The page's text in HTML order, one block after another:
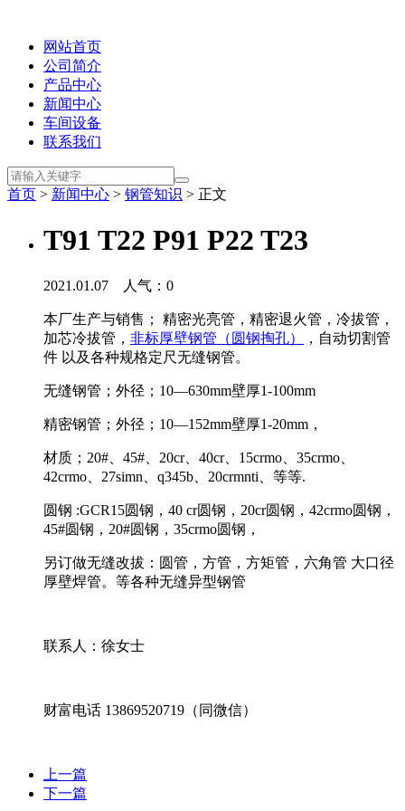
网站首页
公司简介
产品中心
新闻中心
车间设备
联系我们
首页 > 新闻中心 > 钢管知识 > 正文
T91 T22 P91 P22 T23
2021.01.07 人气： 0
本厂生产与销售； 精密光亮管，精密退火管，冷拔管，
加芯冷拔管， 非标厚壁钢管（圆钢掏孔）
，自动切割管
件 以及各种规格定尺无缝钢管。
无缝钢管；外径；10—630mm壁厚1-100mm
精密钢管；外径；10—152mm壁厚1-20mm，
材质；20#、45#、20cr、40cr、15crmo、35crmo、
42crmo、27simn、q345b、20crmnti、等等.
圆钢 :GCR15圆钢，40 cr圆钢，20cr圆钢，42crmo圆钢，
45#圆钢，20#圆钢，35crmo圆钢，
另订做无缝改拔：圆管，方管，方矩管，六角管 大口径
厚壁焊管。等各种无缝异型钢管
联系人：徐女士
财富电话 13869520719（同微信）
上一篇
下一篇